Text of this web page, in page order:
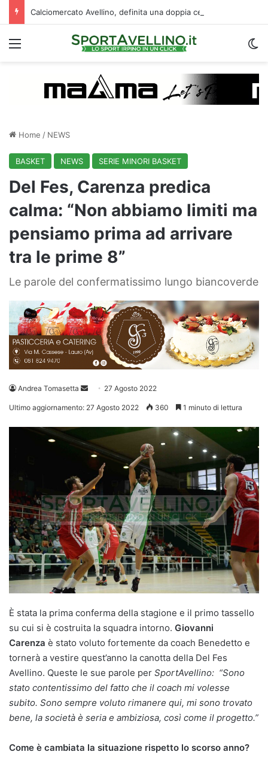
Menu
Home / NEWS
BASKET NEWS SERIE MINORI BASKET
Del Fes, Carenza predica
calma: “Non abbiamo limiti ma
pensiamo prima ad arrivare
tra le prime 8”
Le parole del confermatissimo lungo biancoverde
Andrea Tomasetta
Invia 27 Agosto 2022
Ultimo aggiornamento: 27 Agosto 2022 360 1 minuto di lettura
È stata la prima conferma della stagione e il primo tassello
su cui si è costruita la squadra intorno. Giovanni
Carenza è stato voluto fortemente da coach Benedetto e
tornerà a vestire quest’anno la canotta della Del Fes
Avellino. Queste le sue parole per SportAvellino: “Sono
stato contentissimo del fatto che il coach mi volesse
subito. Sono sempre voluto rimanere qui, mi sono trovato
bene, la società è seria e ambiziosa, così come il progetto.”
Come è cambiata la situazione rispetto lo scorso anno?